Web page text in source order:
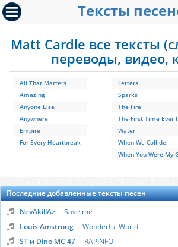
Тексты
Matt Cardle все тексты
переводы, видео,
All That Matters
Amazing
Anyone Else
Anywhere
Empire
For Every Heartbreak
Letters
Sparks
The Fire
The First Time Ever
Water
When We Collide
When You Were My
Последние добавленные тексты песен
NevAkillAz - Save me
Louis Amstrong - Wonderful World
ST и Dino MC 47 - RAPINFO